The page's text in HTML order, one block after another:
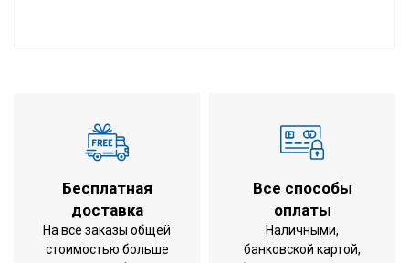
Тип внутреннего блока
подпотолочный
Холодопроизводительность
2,87 кВт
Теплопроизводительность
3,08 кВт
Габариты внутреннего блока
535x794x224
мм (ВхШхГ)
Бесплатная
доставка
На все заказы общей
стоимостью больше
Все способы
оплаты
Наличными,
банковской картой,